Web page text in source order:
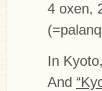
4 oxen,
In
And